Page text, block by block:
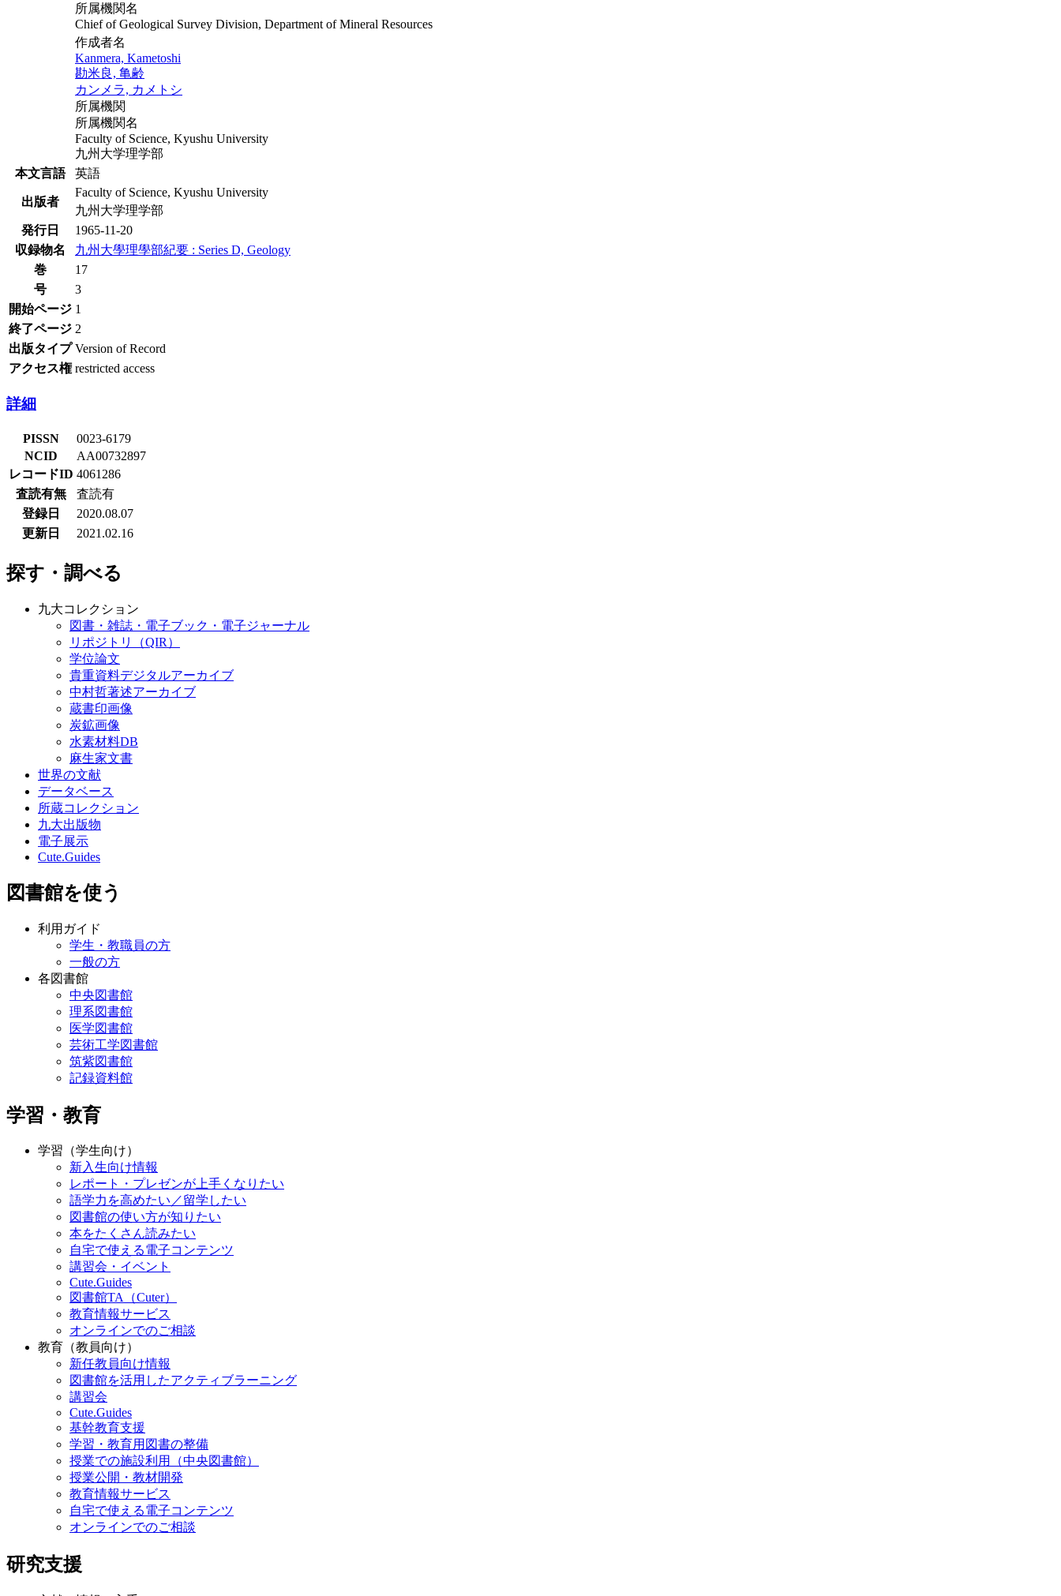
所属機関名
Chief of Geological Survey Division, Department of Mineral Resources
作成者名
Kanmera, Kametoshi
勘米良, 亀齢
カンメラ, カメトシ
所属機関
所属機関名
Faculty of Science, Kyushu University
九州大学理学部
本文言語
英語
出版者
Faculty of Science, Kyushu University
九州大学理学部
発行日
1965-11-20
収録物名
九州大學理學部紀要 : Series D, Geology
巻
17
号
3
開始ページ 1
終了ページ 2
出版タイプ Version of Record
アクセス権 restricted access
詳細
PISSN
0023-6179
NCID
AA00732897
レコードID 4061286
査読有無
査読有
登録日
2020.08.07
更新日
2021.02.16
探す・調べる
九大コレクション
図書・雑誌・電子ブック・電子ジャーナル
リポジトリ（QIR）
学位論文
貴重資料デジタルアーカイブ
中村哲著述アーカイブ
蔵書印画像
炭鉱画像
水素材料DB
麻生家文書
世界の文献
データベース
所蔵コレクション
九大出版物
電子展示
Cute.Guides
図書館を使う
利用ガイド
学生・教職員の方
一般の方
各図書館
中央図書館
理系図書館
医学図書館
芸術工学図書館
筑紫図書館
記録資料館
学習・教育
学習（学生向け）
新入生向け情報
レポート・プレゼンが上手くなりたい
語学力を高めたい／留学したい
図書館の使い方が知りたい
本をたくさん読みたい
自宅で使える電子コンテンツ
講習会・イベント
Cute.Guides
図書館TA（Cuter）
教育情報サービス
オンラインでのご相談
教育（教員向け）
新任教員向け情報
図書館を活用したアクティブラーニング
講習会
Cute.Guides
基幹教育支援
学習・教育用図書の整備
授業での施設利用（中央図書館）
授業公開・教材開発
教育情報サービス
自宅で使える電子コンテンツ
オンラインでのご相談
研究支援